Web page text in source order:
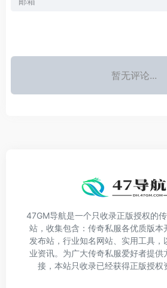
暂无评论...
47GM导航是一个只收录正版授权的
站，收集包含：传奇私服各优质版本
发布站，行业知名网站、实用工具，
业资讯。为广大传奇私服爱好者提供
接，本站只收录已经获得正版授权